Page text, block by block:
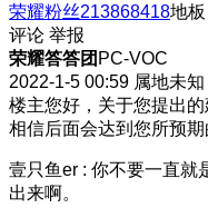
荣耀粉丝213868418地板
评论 举报
荣耀答答团 PC-VOC
2022-1-5 00:59 属地未知
楼主您好，关于您提出
相信后面会达到您所预
壹只鱼er : 你不要一直就
出来啊。